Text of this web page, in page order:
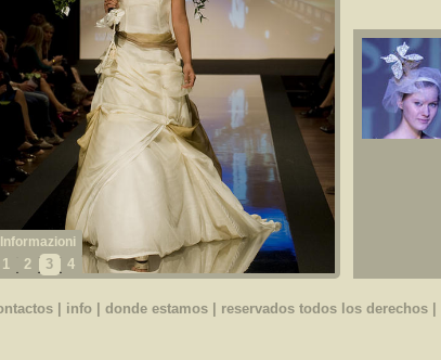
1 2 3 4
| info| donde estamos| reservados todos los derechos |